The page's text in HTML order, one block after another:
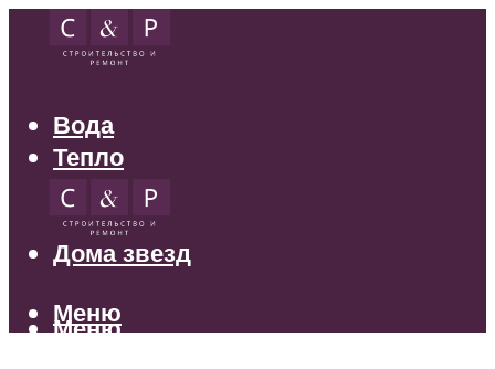
Вода
Тепло
Электрика
Свет
Дома звезд
Меню
Меню